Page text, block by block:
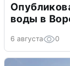
воды в
6 августа 0